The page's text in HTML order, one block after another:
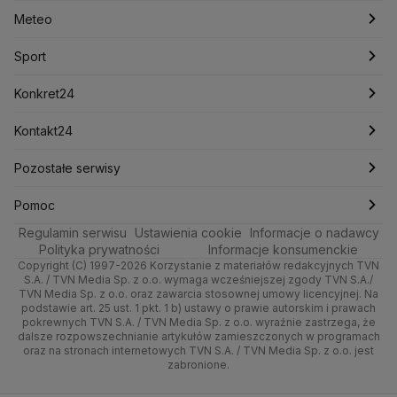
Lotnisko Chopina
Mariusz Błaszczak
Mark Zuckerberg
Ministerstwo Aktywów Państwowych
Ministerstwo Infrastruktury
Ministerstwo Rolnictwa
Ministerstwo Rozwoju i Technologii
Ministerstwo Sportu i Turystyki
Ministerstwo Cyfryzacji
Ministerstwo Edukacji Narodowej
Ministerstwo Finansów
Ministerstwo Klimatu i Środowiska
Ministerstwo Nauki i Szkolnictwa Wyższego
Meteo
Sport
Zdrowie
Technologia
Quizy
Tematy
Artykuły
Newslettery
Fakty o Świecie
Ludzie Faktów
Łódź
Katowice
Kraków
Poznań
Trójmiasto
Kielce
Kujawsko-pomorskie
Lublin
Lubuskie
Najnowsze
Notowania
Pieniądze
Nieruchomości
Rynki
Dla firm
Handel
Ze świata
Tech
Moto
Meteo
Pogoda godzinowa
Pogoda długoterminowa
Pogoda na jutro
Pogoda na weekend
Najnowsze
Polska
Prognoza
Świat
Nauka
Sport
Piłka Nożna
Tenis
Kolarstwo
Skoki Narciarskie
Sporty zimowe
Lekkoatletyka
Siatkówka
F1
Konkret24
Najnowsze
Polska
Świat
Polityka
Zdrowie
Tech
Nauka
Kontakt24
Najnowsze
Gorące Tematy
Wyślij zgłoszenie
Pozostałe serwisy
TVN
Dzień Dobry TVN
Uwaga TVN
HGTV
TVN Turbo
Pomoc
Centrum pomocy
Test zgodności
Oglądaj na TV
Zrealizuj voucher
Regulamin serwisu Ustawienia cookie
Informacje o nadawcy
Polityka prywatności
Informacje konsumenckie
Copyright (C) 1997-2026 Korzystanie z materiałów redakcyjnych TVN
S.A. / TVN Media Sp. z o.o. wymaga wcześniejszej zgody TVN S.A./
TVN Media Sp. z o.o. oraz zawarcia stosownej umowy licencyjnej. Na
podstawie art. 25 ust. 1 pkt. 1 b) ustawy o prawie autorskim i prawach
pokrewnych TVN S.A. / TVN Media Sp. z o.o. wyraźnie zastrzega, że
dalsze rozpowszechnianie artykułów zamieszczonych w programach
oraz na stronach internetowych TVN S.A. / TVN Media Sp. z o.o. jest
zabronione.